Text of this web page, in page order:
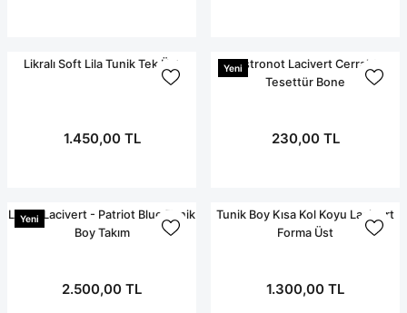
Likralı Soft Lila Tunik Tek Üst
1.450,00 TL
YeniAstronot Lacivert Cerrahi
Tesettür Bone
230,00 TL
Yeni
Likralı Lacivert - Patriot Blue Tunik
Boy Takım
2.500,00 TL
Tunik Boy Kısa Kol Koyu Lacivert
Forma Üst
1.300,00 TL